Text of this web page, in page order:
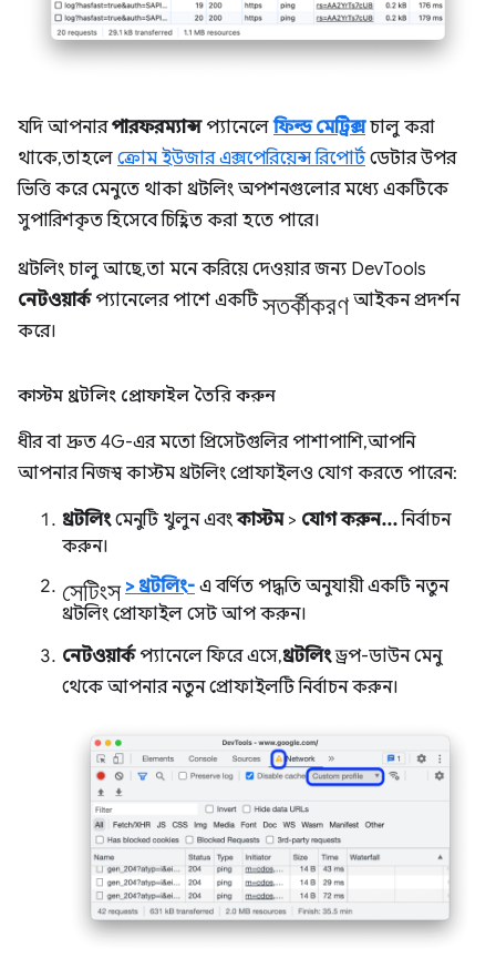
যদি আপনারপারফরম্যান্সপ্যানেলেফিল্ড মেট্রিক্সচালু করা
থাকে, তাহলে ক্রোম ইউজার এক্সপেরিয়েন্স রিপোর্টডেটার উপর
ভিত্তি করে মেনুতে থাকা থ্রটলিং অপশনগুলোর মধ্যে একটিকে
সুপারিশকৃত হিসেবে চিহ্নিত করা হতে পারে।
থ্রটলিং চালু আছে, তা মনে করিয়ে দেওয়ার জন্য DevTools
নেটওয়ার্কপ্যানেলের পাশে একটিসতর্কীকরণ আইকন প্রদর্শন
করে।
কাস্টম থ্রটলিং প্রোফাইল তৈরি করুন
ধীর বা দ্রুত 4G-এর মতো প্রিসেটগুলির পাশাপাশি, আপনি
আপনার নিজস্ব কাস্টম থ্রটলিং প্রোফাইলও যোগ করতে পারেন:
থ্রটলিংমেনুটি খুলুন এবংকাস্টম> যোগ করুন...নির্বাচন
করুন।
সেটিংস > থ্রটলিং- এ বর্ণিত পদ্ধতি অনুযায়ী একটি নতুন
থ্রটলিং প্রোফাইল সেট আপ করুন।
নেটওয়ার্কপ্যানেলে ফিরে এসে,থ্রটলিংড্রপ-ডাউন মেনু
থেকে আপনার নতুন প্রোফাইলটি নির্বাচন করুন।